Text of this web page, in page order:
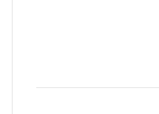
4,232,400 تومان